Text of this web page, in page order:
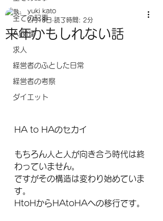
全ての記事
AI関連
求人
経営者のふとした日常
経営者の考察
ダイエット
来年かもしれない話
yuki kato
2月18日 読了時間: 2分
HA to HAのセカイ
もちろん人と人が向き合う時代は終
わっていません。
ですがその構造は変わり始めていま
す。
HtoHからHAtoHAへの移行です。